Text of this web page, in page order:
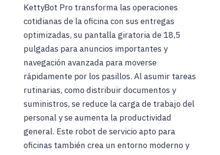
KettyBot Pro transforma las operaciones
cotidianas de la oficina con sus entregas
optimizadas, su pantalla giratoria de 18,5
pulgadas para anuncios importantes y
navegación avanzada para moverse
rápidamente por los pasillos. Al asumir tareas
rutinarias, como distribuir documentos y
suministros, se reduce la carga de trabajo del
personal y se aumenta la productividad
general. Este robot de servicio apto para
oficinas también crea un entorno moderno y